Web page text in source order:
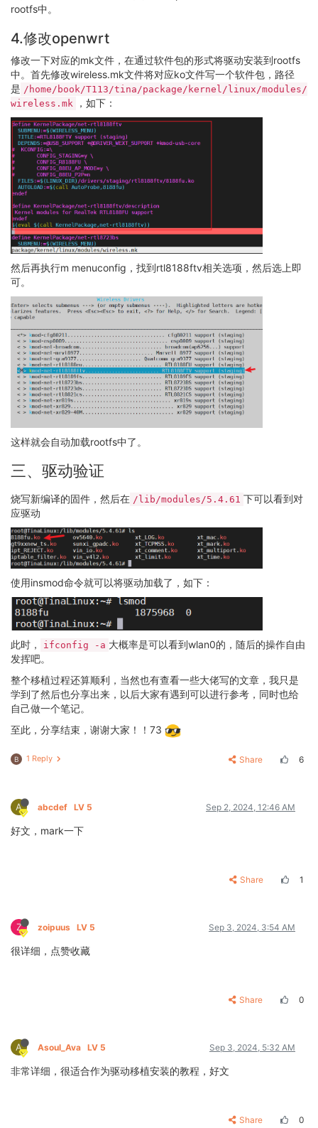
rootfs中。
4.修改openwrt
修改一下对应的mk文件，在通过软件包的形式将驱动安装到rootfs
中。首先修改wireless.mk文件将对应ko文件写一个软件包，路径
是 /home/book/T113/tina/package/kernel/linux/modules/
wireless.mk
，如下：
然后再执行m menuconfig，找到rtl8188ftv相关选项，然后选上即
可。
这样就会自动加载rootfs中了。
三、驱动验证
烧写新编译的固件，然后在 /lib/modules/5.4.61 下可以看到对
应驱动
使用insmod命令就可以将驱动加载了，如下：
此时， ifconfig -a 大概率是可以看到wlan0的，随后的操作自由
发挥吧。
整个移植过程还算顺利，当然也有查看一些大佬写的文章，我只是
学到了然后也分享出来，以后大家有遇到可以进行参考，同时也给
自己做一个笔记。
至此，分享结束，谢谢大家！！73
B 1 Reply Share 6
A abcdef LV 5 Sep 2, 2024, 12:46 AM
好文，mark一下
Share 1
Z zoipuus LV 5 Sep 3, 2024, 3:54 AM
很详细，点赞收藏
Share 0
A Asoul_Ava LV 5 Sep 3, 2024, 5:32 AM
非常详细，很适合作为驱动移植安装的教程，好文
Share 0